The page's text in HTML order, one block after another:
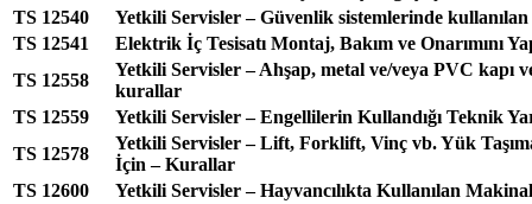
TS 12540
Yetkili Servisler – Güvenlik sistemlerinde
TS 12541
Elektrik İç Tesisatı Montaj, Bakım ve Onarımını
TS 12558
Yetkili Servisler – Ahşap, metal ve/veya PVC kapı
kurallar
TS 12559
Yetkili Servisler – Engellilerin Kullandığı Teknik
TS 12578
Yetkili Servisler – Lift, Forklift, Vinç vb. Yük
İçin – Kurallar
TS 12600
Yetkili Servisler – Hayvancılıkta Kullanılan